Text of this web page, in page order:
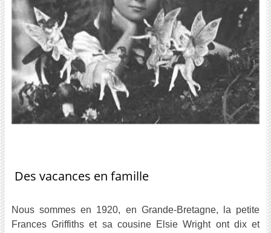
Des vacances en famille
Nous sommes en 1920, en Grande-Bretagne, la petite
Frances Griffiths et sa cousine Elsie Wright ont dix et